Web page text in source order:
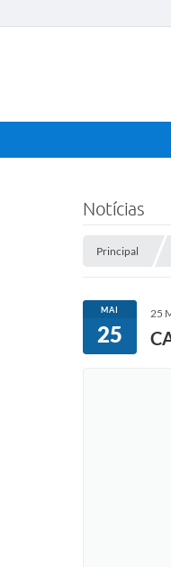
Notícias
Principal
MAI
25
25